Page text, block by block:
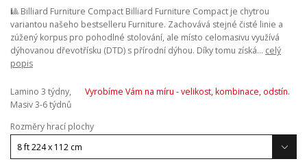
🎱 Billiard Furniture Compact Billiard Furniture Compact je chytrou
variantou našeho bestselleru Furniture. Zachovává stejné čisté linie a
zúžený korpus pro pohodlné stolování, ale místo celomasivu využívá
dýhovanou dřevotřísku (DTD) s přírodní dýhou. Díky tomu získá... celý
popis
Lamino 3 týdny,
Masiv 3-6 týdnů
Vyrobíme Vám na míru - velikost, kombinace, odstín.
Rozměry hrací plochy